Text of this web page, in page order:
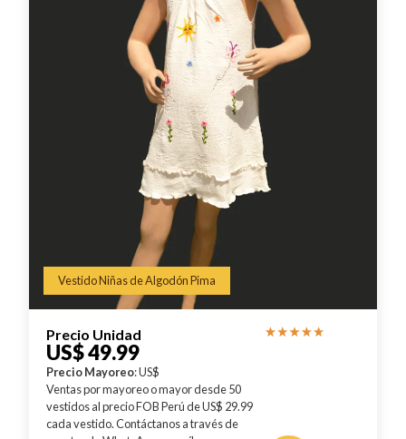
Vestido Niñas de Algodón Pima
Precio Unidad
US$ 49.99
Precio Mayoreo: US$
Ventas por mayoreo o mayor desde 50
vestidos al precio FOB Perú de US$ 29.99
cada vestido. Contáctanos a través de